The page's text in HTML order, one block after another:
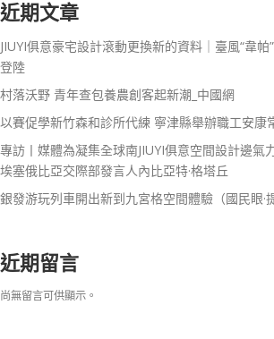
近期文章
JIUYI俱意豪宅設計滾動更換新的資料｜臺風“韋
登陸
村落沃野 青年查包養農創客起新潮_中國網
以賽促學新竹森和診所代練 寧津縣舉辦職工安康
專訪丨媒體為凝集全球南JIUYI俱意空間設計邊
埃塞俄比亞交際部發言人內比亞特·格塔丘
銀發游玩列車開出新到九宮格空間體驗（國民眼·
近期留言
尚無留言可供顯示。